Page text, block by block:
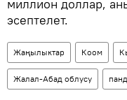
миллион доллар,
эсептелет.
Жаңылыктар Коом
Жалал-Абад облусу